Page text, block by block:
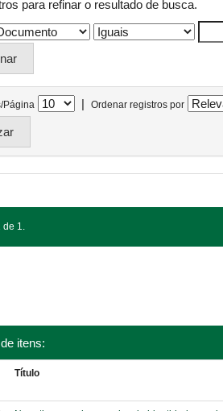
para refinar o resultado de busca.
Página | Ordenar registros por
de 1.
itens:
Título